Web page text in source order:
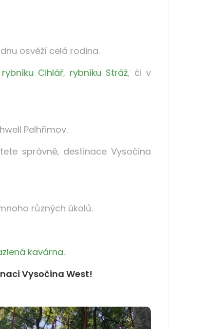
osvěží celá rodina.
rybníku Cihlář, rybníku Stráž, či v
Pelhřimov.
správně, destinace Vysočina
různých úkolů.
kavárna.
Vysočina West!